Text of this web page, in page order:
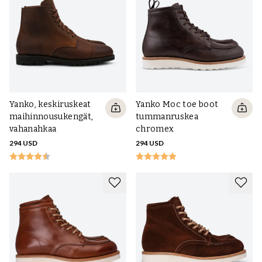
kun kulutuksen ja kovan käytön luonnollinen patina näkyy
materiaalissa, eikä mikään saappaatyyppi näytä samalta vuosien
kuluessa.
Yanko, keskiruskeat
maihinnousukengät,
vahanahkaa
294 USD
Yanko Moc toe boot
tummanruskea
chromex
294 USD